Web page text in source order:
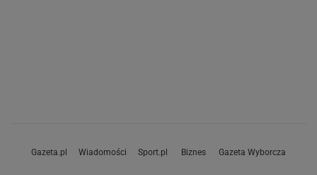
Gazeta.pl Wiadomości Sport.pl Biznes Gazeta Wyborcza